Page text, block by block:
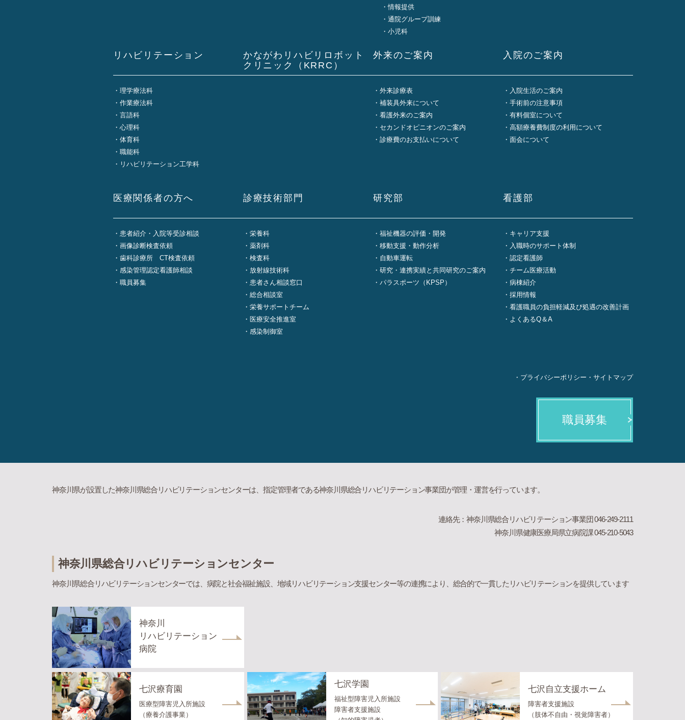
情報提供
通院グループ訓練
小児科
リハビリテーション
理学療法科
作業療法科
言語科
心理科
体育科
職能科
リハビリテーション工学科
かながわリハビリロボット
クリニック（KRRC）
外来のご案内
外来診療表
補装具外来について
看護外来のご案内
セカンドオピニオンのご案内
診療費のお支払いについて
入院のご案内
入院生活のご案内
手術前の注意事項
有料個室について
高額療養費制度の利用について
面会について
医療関係者の方へ
患者紹介・入院等受診相談
画像診断検査依頼
歯科診療所 CT検査依頼
感染管理認定看護師相談
職員募集
診療技術部門
栄養科
薬剤科
検査科
放射線技術科
患者さん相談窓口
総合相談室
栄養サポートチーム
医療安全推進室
感染制御室
研究部
福祉機器の評価・開発
移動支援・動作分析
自動車運転
研究・連携実績と共同研究のご案内
パラスポーツ（KPSP）
看護部
キャリア支援
入職時のサポート体制
認定看護師
チーム医療活動
病棟紹介
採用情報
看護職員の負担軽減及び処遇の改善計画
よくあるQ＆A
プライバシーポリシー サイトマップ
職員募集
神奈川県が設置した神奈川県総合リハビリテーションセンターは、指定管理者である神奈川県総合リハビリテーション事業団が管理・運営を行っています。
連絡先：神奈川県総合リハビリテーション事業団 046-249-2111
神奈川県健康医療局県立病院課 045-210-5043
神奈川県総合リハビリテーションセンター
神奈川県総合リハビリテーションセンターでは、病院と社会福祉施設、地域リハビリテーション支援センター等の連携により、総合的で一貫したリハビリテーションを提供しています
神奈川
リハビリテーション
病院
七沢療育園
医療型障害児入所施設
（療養介護事業）
七沢学園
福祉型障害児入所施設
障害者支援施設
七沢自立支援ホーム
障害者支援施設
（肢体不自由・視覚障害者）